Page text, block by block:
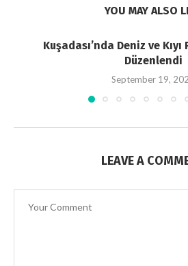
YOU MAY ALSO
Kuşadası’nda Deniz ve
Düzenlendi
September 19,
LEAVE A